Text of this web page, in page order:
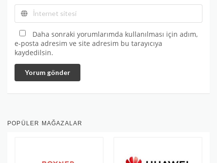
Daha sonraki yorumlarımda kullanılması için adım,
e-posta adresim ve site adresim bu tarayıcıya
kaydedilsin.
Yorum gönder
POPÜLER MAĞAZALAR